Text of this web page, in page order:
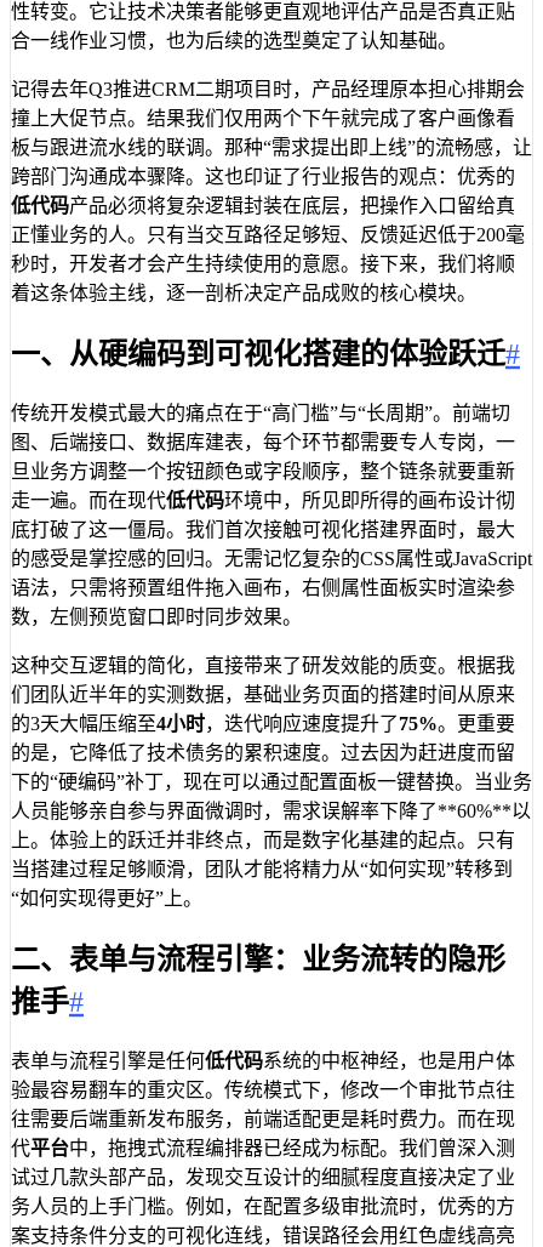
性转变。它让技术决策者能够更直观地评估产品是否真正贴
合一线作业习惯，也为后续的选型奠定了认知基础。
记得去年Q3推进CRM二期项目时，产品经理原本担心排期会
撞上大促节点。结果我们仅用两个下午就完成了客户画像看
板与跟进流水线的联调。那种“需求提出即上线”的流畅感，让
跨部门沟通成本骤降。这也印证了行业报告的观点：优秀的
低代码产品必须将复杂逻辑封装在底层，把操作入口留给真
正懂业务的人。只有当交互路径足够短、反馈延迟低于200毫
秒时，开发者才会产生持续使用的意愿。接下来，我们将顺
着这条体验主线，逐一剖析决定产品成败的核心模块。
一、从硬编码到可视化搭建的体验跃迁#
传统开发模式最大的痛点在于“高门槛”与“长周期”。前端切
图、后端接口、数据库建表，每个环节都需要专人专岗，一
旦业务方调整一个按钮颜色或字段顺序，整个链条就要重新
走一遍。而在现代低代码环境中，所见即所得的画布设计彻
底打破了这一僵局。我们首次接触可视化搭建界面时，最大
的感受是掌控感的回归。无需记忆复杂的CSS属性或JavaScript
语法，只需将预置组件拖入画布，右侧属性面板实时渲染参
数，左侧预览窗口即时同步效果。
这种交互逻辑的简化，直接带来了研发效能的质变。根据我
们团队近半年的实测数据，基础业务页面的搭建时间从原来
的3天大幅压缩至4小时，迭代响应速度提升了75%。更重要
的是，它降低了技术债务的累积速度。过去因为赶进度而留
下的“硬编码”补丁，现在可以通过配置面板一键替换。当业务
人员能够亲自参与界面微调时，需求误解率下降了**60%**以
上。体验上的跃迁并非终点，而是数字化基建的起点。只有
当搭建过程足够顺滑，团队才能将精力从“如何实现”转移到
“如何实现得更好”上。
二、表单与流程引擎：业务流转的隐形
推手#
表单与流程引擎是任何低代码系统的中枢神经，也是用户体
验最容易翻车的重灾区。传统模式下，修改一个审批节点往
往需要后端重新发布服务，前端适配更是耗时费力。而在现
代平台中，拖拽式流程编排器已经成为标配。我们曾深入测
试过几款头部产品，发现交互设计的细腻程度直接决定了业
务人员的上手门槛。例如，在配置多级审批流时，优秀的方
案支持条件分支的可视化连线，错误路径会用红色虚线高亮